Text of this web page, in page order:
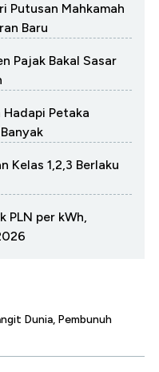
Putusan Mahkamah
Baru
Pajak Bakal Sasar
Hadapi Petaka
Kelas 1,2,3 Berlaku
PLN per kWh,
Dunia, Pembunuh